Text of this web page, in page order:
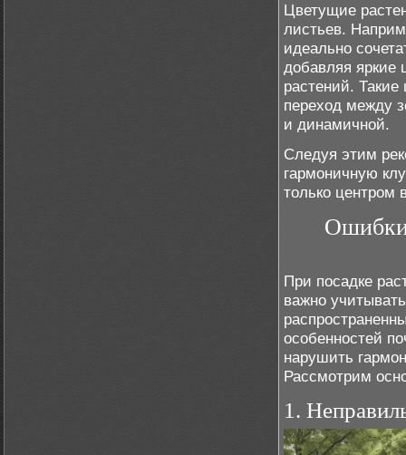
Цветущие
листьев.
идеально
добавляя яркие
растений.
переход между
и динамичной.
Следуя этим
гармоничную
только центром
Ошибки
При посадке
важно
особенностей
нарушить
Рассмотрим
1.